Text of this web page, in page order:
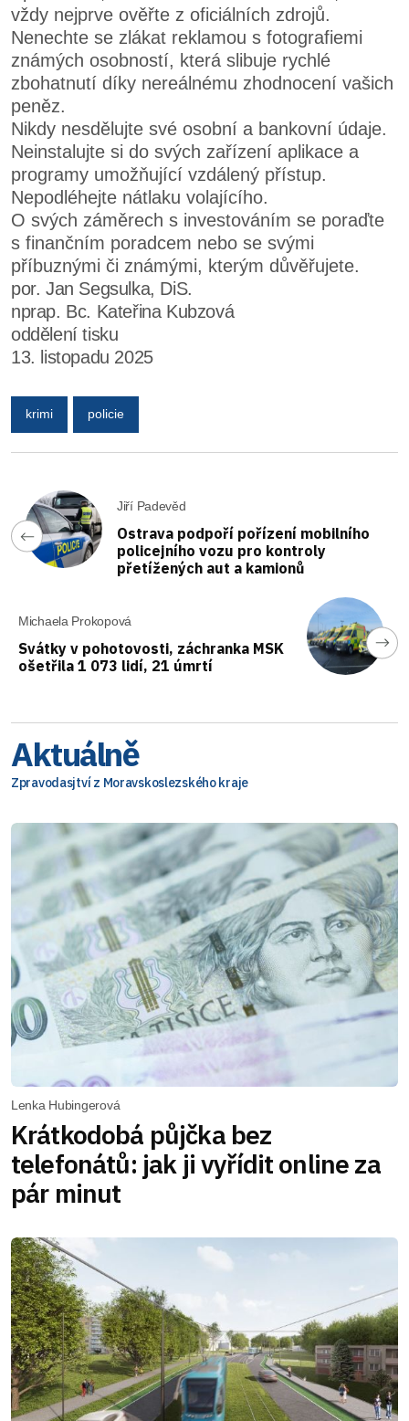
vždy nejprve ověřte z oficiálních zdrojů.
Nenechte se zlákat reklamou s fotografiemi
známých osobností, která slibuje rychlé
zbohatnutí díky nereálnému zhodnocení vašich
peněz.
Nikdy nesdělujte své osobní a bankovní údaje.
Neinstalujte si do svých zařízení aplikace a
programy umožňující vzdálený přístup.
Nepodléhejte nátlaku volajícího.
O svých záměrech s investováním se poraďte
s finančním poradcem nebo se svými
příbuznými či známými, kterým důvěřujete.
por. Jan Segsulka, DiS.
nprap. Bc. Kateřina Kubzová
oddělení tisku
13. listopadu 2025
krimi policie
Jiří Padevěd
Ostrava podpoří pořízení mobilního
policejního vozu pro kontroly
přetížených aut a kamionů
Michaela Prokopová
Svátky v pohotovosti, záchranka MSK
ošetřila 1 073 lidí, 21 úmrtí
Aktuálně
Zpravodasjtví z Moravskoslezského kraje
Lenka Hubingerová
Krátkodobá půjčka bez
telefonátů: jak ji vyřídit online za
pár minut